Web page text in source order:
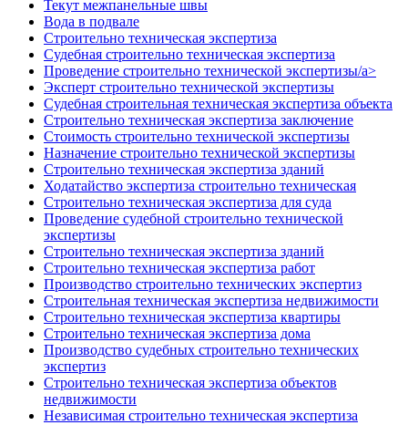
Текут межпанельные швы
Вода в подвале
Строительно техническая экспертиза
Судебная строительно техническая экспертиза
Проведение строительно технической экспертизы/a>
Эксперт строительно технической экспертизы
Судебная строительная техническая экспертиза объекта
Строительно техническая экспертиза заключение
Стоимость строительно технической экспертизы
Назначение строительно технической экспертизы
Строительно техническая экспертиза зданий
Ходатайство экспертиза строительно техническая
Строительно техническая экспертиза для суда
Проведение судебной строительно технической
экспертизы
Строительно техническая экспертиза зданий
Строительно техническая экспертиза работ
Производство строительно технических экспертиз
Строительная техническая экспертиза недвижимости
Строительно техническая экспертиза квартиры
Строительно техническая экспертиза дома
Производство судебных строительно технических
экспертиз
Строительно техническая экспертиза объектов
недвижимости
Независимая строительно техническая экспертиза